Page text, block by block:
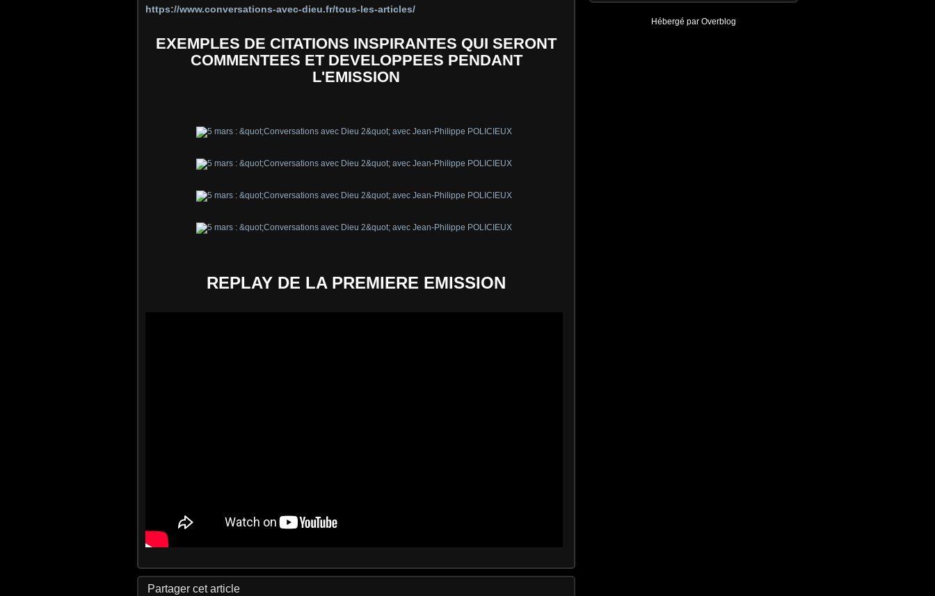
https://www.conversations-avec-dieu.fr/tous-les-articles/
EXEMPLES DE CITATIONS INSPIRANTES QUI SERONT
COMMENTEES ET DEVELOPPEES PENDANT
L'EMISSION
REPLAY DE LA PREMIERE EMISSION
Partager cet article
Hébergé par Overblog